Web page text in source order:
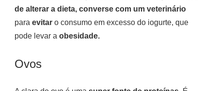
de alterar a dieta, converse com um veterinário
para evitar o consumo em excesso do iogurte, que
pode levar a obesidade.
Ovos